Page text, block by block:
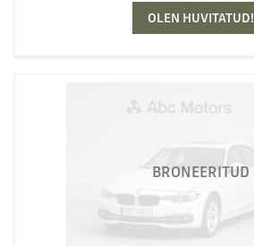
OLEN HUVITATUD!
BRONEERITUD